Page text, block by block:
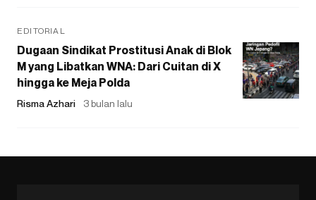
EDITORIAL
Dugaan Sindikat Prostitusi Anak di Blok
M yang Libatkan WNA: Dari Cuitan di X
hingga ke Meja Polda
Risma Azhari 3 bulan lalu